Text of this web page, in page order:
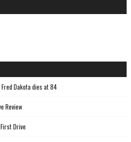
Dakota dies at 84
Review
Drive